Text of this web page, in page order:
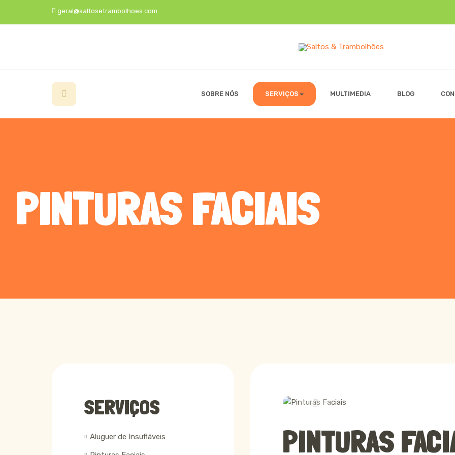
geral@saltosetrambolhoes.com
SOBRE NÓS SERVIÇOS MULTIMEDIA BLOG
PINTURAS FACIAIS
Previous
PINTURAS
SERVIÇOS
Aluguer de Insufláveis